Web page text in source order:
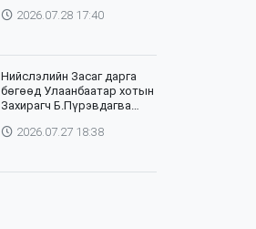
сууцжуулна
2026.07.28 17:40
Нийслэлийн Засаг дарга
бөгөөд Улаанбаатар хотын
Захирагч Б.Пүрэвдагва
зохицуулагч Яап ван
2026.07.27 18:38